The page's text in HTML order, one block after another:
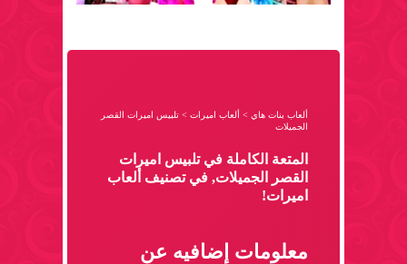
ألعاب بنات هاي > ألعاب اميرات > تلبيس اميرات القصر
الجميلات
المتعة الكاملة في تلبيس اميرات
القصر الجميلات, في تصنيف ألعاب
اميرات!
معلومات إضافيه عن